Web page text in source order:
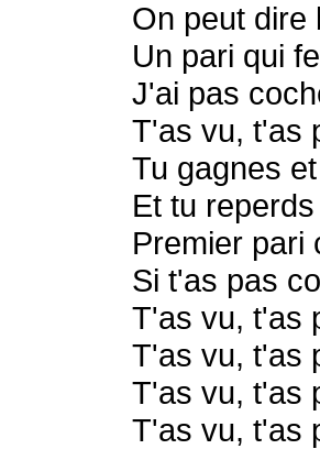
On peut dire
Un pari qui
J'ai pas
T'as vu, t'as
Tu gagnes
Et tu
Premier pari
Si t'as pas
T'as vu, t'as
T'as vu, t'as
T'as vu, t'as
T'as vu, t'as